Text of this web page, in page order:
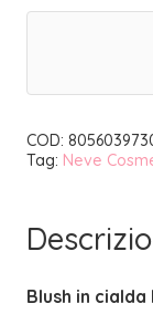
EMOTICON
quantità
COD:
Tag: Neve
Blush in